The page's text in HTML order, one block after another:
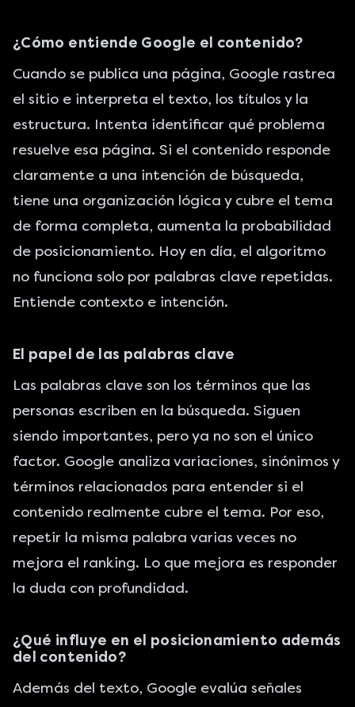
¿Cómo entiende Google el contenido?
Cuando se publica una página, Google rastrea
el sitio e interpreta el texto, los títulos y la
estructura. Intenta identificar qué problema
resuelve esa página. Si el contenido responde
claramente a una intención de búsqueda,
tiene una organización lógica y cubre el tema
de forma completa, aumenta la probabilidad
de posicionamiento. Hoy en día, el algoritmo
no funciona solo por palabras clave repetidas.
Entiende contexto e intención.
El papel de las palabras clave
Las palabras clave son los términos que las
personas escriben en la búsqueda. Siguen
siendo importantes, pero ya no son el único
factor. Google analiza variaciones, sinónimos y
términos relacionados para entender si el
contenido realmente cubre el tema. Por eso,
repetir la misma palabra varias veces no
mejora el ranking. Lo que mejora es responder
la duda con profundidad.
¿Qué influye en el posicionamiento además
del contenido?
Además del texto, Google evalúa señales